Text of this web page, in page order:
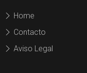
Home
Contacto
Aviso Legal